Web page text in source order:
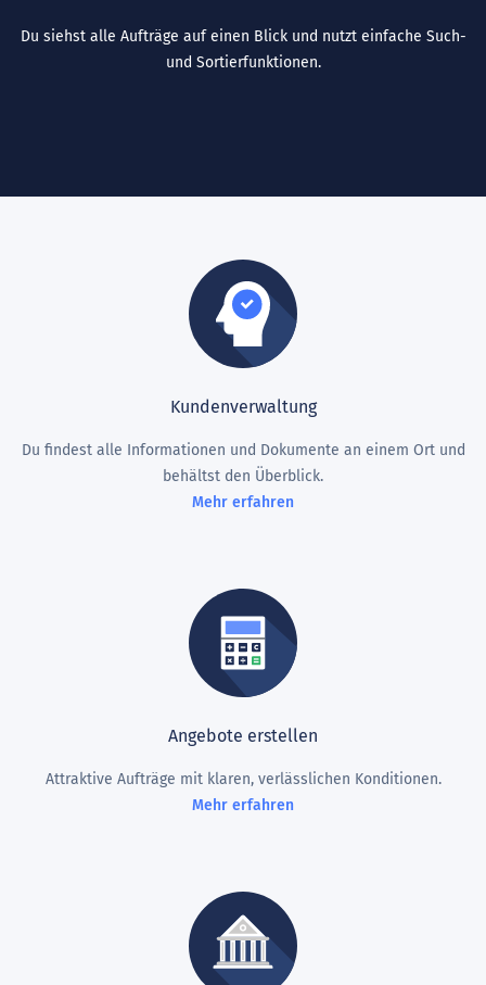
Du siehst alle Aufträge auf einen Blick und nutzt einfache Such-
und Sortierfunktionen.
Kundenverwaltung
Du findest alle Informationen und Dokumente an einem Ort und
behältst den Überblick.
Mehr erfahren
Angebote erstellen
Attraktive Aufträge mit klaren, verlässlichen Konditionen.
Mehr erfahren